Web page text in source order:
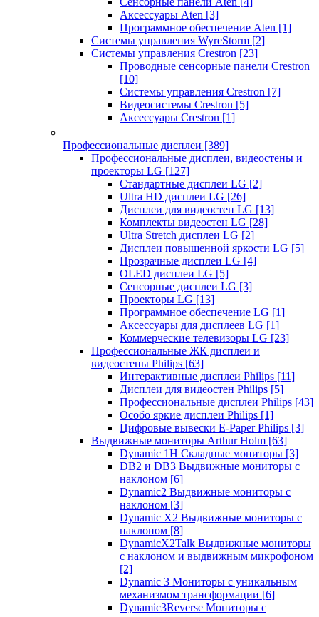
Аксессуары Aten [3]
Программное обеспечение Aten [1]
Системы управления WyreStorm [2]
Системы управления Crestron [23]
Проводные сенсорные панели Crestron
[10]
Системы управления Crestron [7]
Видеосистемы Crestron [5]
Аксессуары Crestron [1]
Профессиональные дисплеи [389]
Профессиональные дисплеи, видеостены и
проекторы LG [127]
Стандартные дисплеи LG [2]
Ultra HD дисплеи LG [26]
Дисплеи для видеостен LG [13]
Комплекты видеостен LG [28]
Ultra Stretch дисплеи LG [2]
Дисплеи повышенной яркости LG [5]
Прозрачные дисплеи LG [4]
OLED дисплеи LG [5]
Сенсорные дисплеи LG [3]
Проекторы LG [13]
Программное обеспечение LG [1]
Аксессуары для дисплеев LG [1]
Коммерческие телевизоры LG [23]
Профессиональные ЖК дисплеи и
видеостены Philips [63]
Интерактивные дисплеи Philips [11]
Дисплеи для видеостен Philips [5]
Профессиональные дисплеи Philips [43]
Особо яркие дисплеи Philips [1]
Цифровые вывески E-Paper Philips [3]
Выдвижные мониторы Arthur Holm [63]
Dynamic 1Н Складные мониторы [3]
DB2 и DB3 Выдвижные мониторы с
наклоном [6]
Dynamic2 Выдвижные мониторы с
наклоном [3]
Dynamic X2 Выдвижные мониторы с
наклоном [8]
DynamicX2Talk Выдвижные мониторы
с наклоном и выдвижным микрофоном
[2]
Dynamic 3 Мониторы с уникальным
механизмом трансформации [6]
Dynamic3Reverse Мониторы с